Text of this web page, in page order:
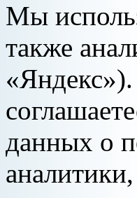
Мы
также
данных о